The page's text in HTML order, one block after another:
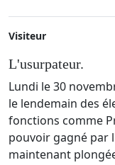
Visiteur
L'usurpateur.
Lundi le 30
le lendemain des
fonctions comme
pouvoir gagné par
maintenant